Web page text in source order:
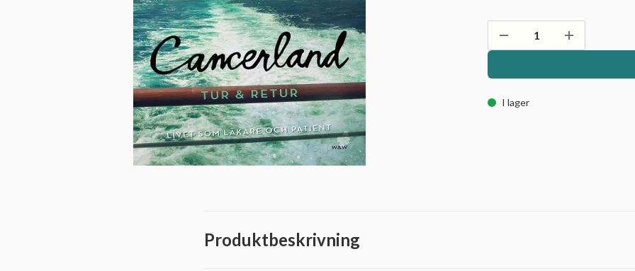
I lager
Produktbeskrivning